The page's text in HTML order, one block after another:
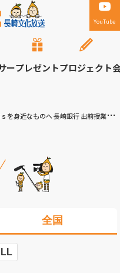
YouTube
ープレゼントプロジェクト
身近なものへ 長崎銀行 出前授業で啓発
全国